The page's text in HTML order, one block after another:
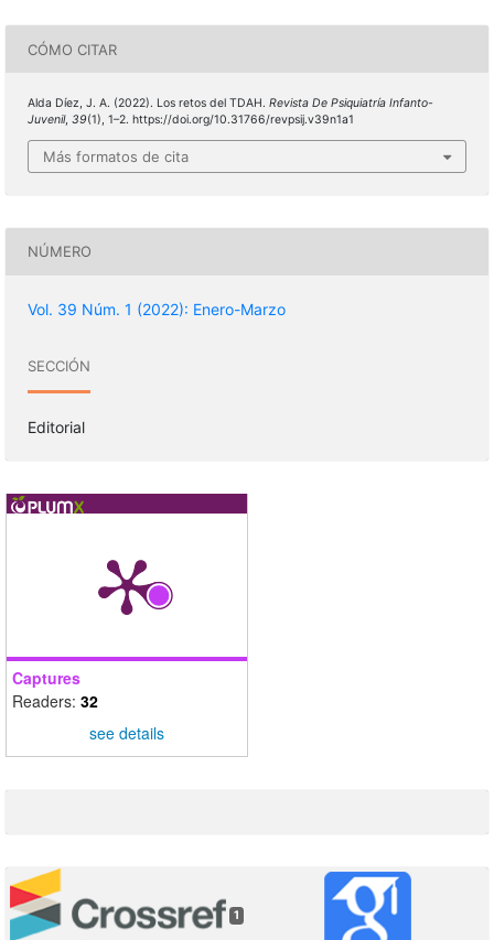
CÓMO CITAR
Alda Díez, J. A. (2022). Los retos del TDAH. Revista De Psiquiatría Infanto-
Juvenil, 39(1), 1–2. https://doi.org/10.31766/revpsij.v39n1a1
Más formatos de cita
NÚMERO
Vol. 39 Núm. 1 (2022): Enero-Marzo
SECCIÓN
Editorial
Captures
Readers: 32
see details
1